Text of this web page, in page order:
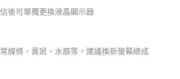
後可單獨更換液晶顯示器
線條、黃斑、水痕等，建議換新螢幕總成